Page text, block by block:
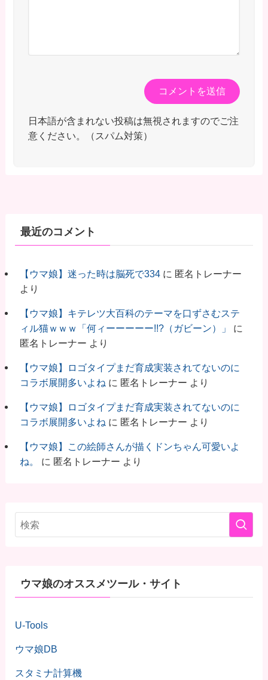
日本語が含まれない投稿は無視されますのでご注
意ください。（スパム対策）
最近のコメント
【ウマ娘】迷った時は脳死で334に 匿名トレーナー
より
【ウマ娘】キテレツ大百科のテーマを口ずさむステ
ィル猫ｗｗｗ「何ィーーーーー!!?（ガビーン）」
に
匿名トレーナー より
【ウマ娘】ロゴタイプまだ育成実装されてないのに
コラボ展開多いよね に 匿名トレーナー より
【ウマ娘】ロゴタイプまだ育成実装されてないのに
コラボ展開多いよね に 匿名トレーナー より
【ウマ娘】この絵師さんが描くドンちゃん可愛いよ
ね。
に 匿名トレーナー より
ウマ娘のオススメツール・サイト
U-Tools
ウマ娘DB
スタミナ計算機